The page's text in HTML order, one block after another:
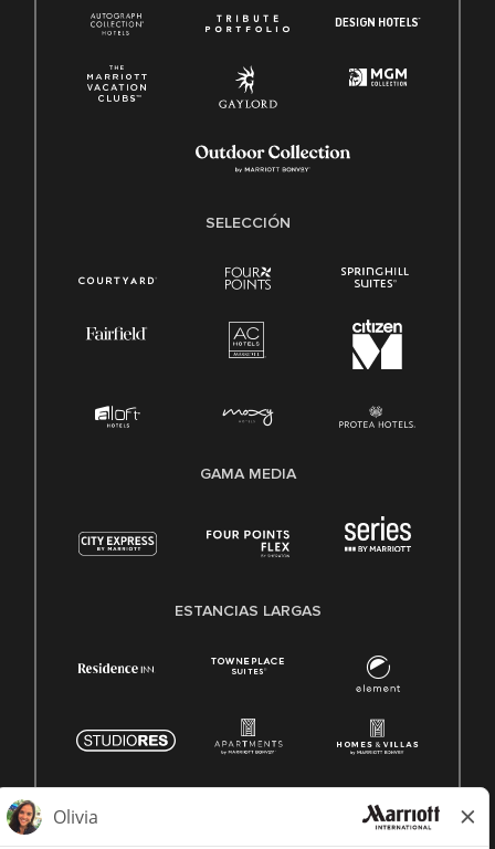
SELECCIÓN
GAMA MEDIA
ESTANCIAS LARGAS